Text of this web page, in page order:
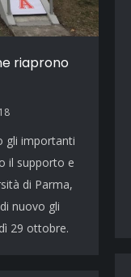
riaprono
gli importanti
il supporto e
di Parma,
nuovo gli
29 ottobre.